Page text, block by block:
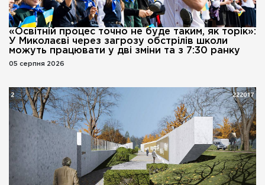
«Освітній процес точно не буде таким, як торік»:
У Миколаєві через загрозу обстрілів школи
можуть працювати у дві зміни та з 7:30 ранку
05 серпня 2026